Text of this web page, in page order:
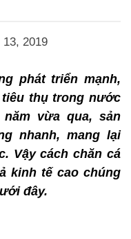
2019
phát triển mạnh,
thụ trong nước
vừa qua, sản
nhanh, mang lại
Vậy cách chăn cá
kinh tế cao chúng
đây.